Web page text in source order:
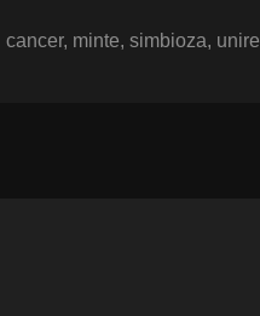
Etichete
cancer, minte,simbioza, unire